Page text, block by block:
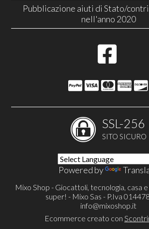
Pubblicazione aiuti di Stato/
nell'anno 2020
SSL-256
SITO SICURO
Powered by
Mixo Shop - Giocattoli, tecnologia, casa
super! - Mixo Sas - P.Iva
info@mixoshop.it
Ecommerce creato con